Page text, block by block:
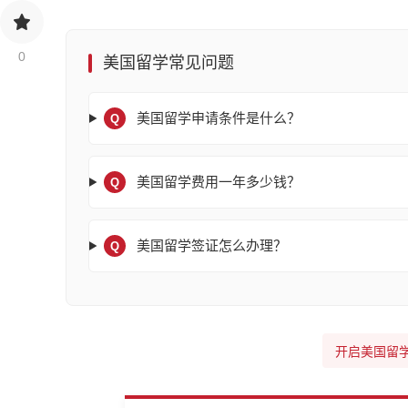
0 美国留学常见问题
Q 美国留学申请条件是什么？
Q 美国留学费用一年多少钱？
Q 美国留学签证怎么办理？
开启美国留